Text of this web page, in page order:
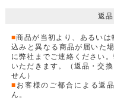
返
■商品が当初より、あるい
込みと異なる商品が届いた
に弊社までご連絡ください
いただきます。（返品・交
せん）
■ お客様のご都合による返
ん。